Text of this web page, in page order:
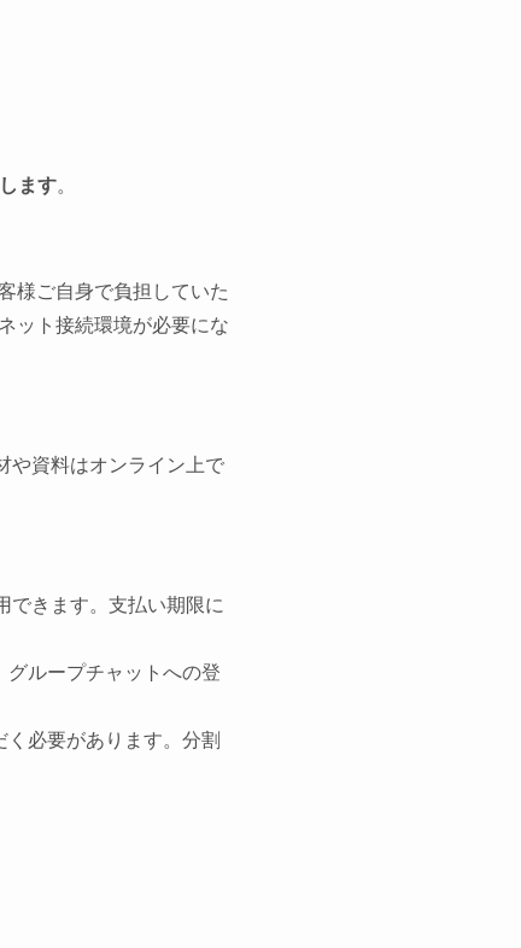
ます。
様ご自身で負担していた
ット接続環境が必要にな
や資料はオンライン上で
できます。支払い期限に
ループチャットへの登
必要があります。分割